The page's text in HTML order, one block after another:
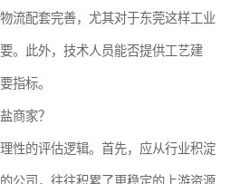
流配套完善，尤其对于东莞这样工业
。此外，技术人员能否提供工艺建
指标。
商家？
性的评估逻辑。首先，应从行业积淀